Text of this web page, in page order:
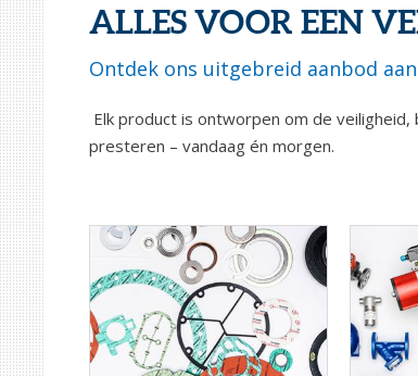
ALLES VOOR EEN
Ontdek ons uitgebreid aanbod
Elk product is ontworpen om de
presteren – vandaag én morgen.